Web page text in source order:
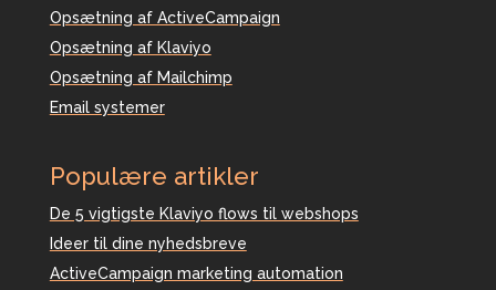
Opsætning af ActiveCampaign
Opsætning af Klaviyo
Opsætning af Mailchimp
Email systemer
Populære artikler
De 5 vigtigste Klaviyo flows til webshops
Ideer til dine nyhedsbreve
ActiveCampaign marketing automation